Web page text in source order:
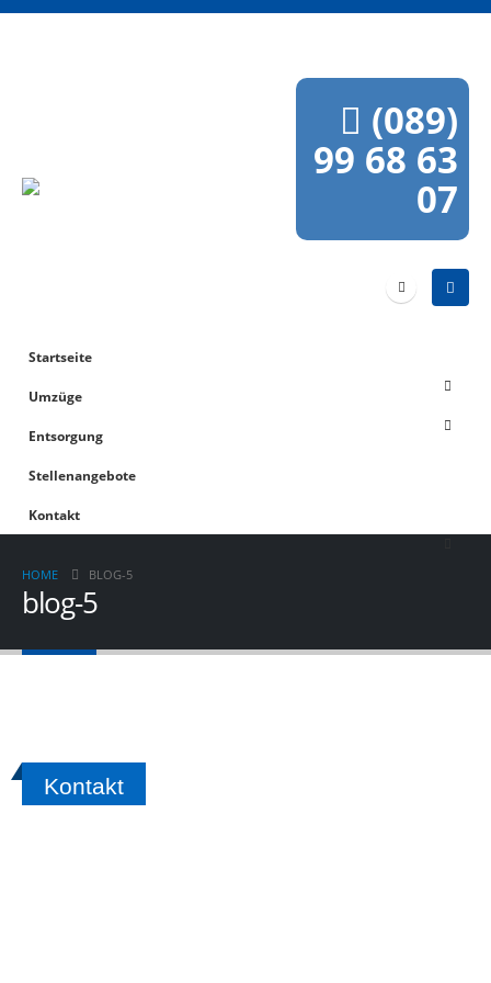
(089)
99 68 63
07
Startseite
Umzüge
Entsorgung
Stellenangebote
Kontakt
HOME BLOG-5
blog-5
Kontakt